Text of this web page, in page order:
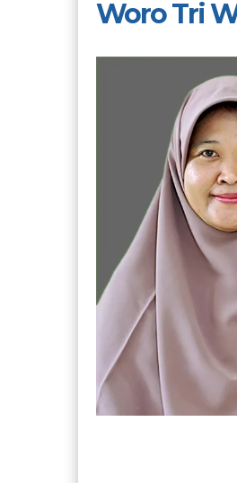
Woro Tri